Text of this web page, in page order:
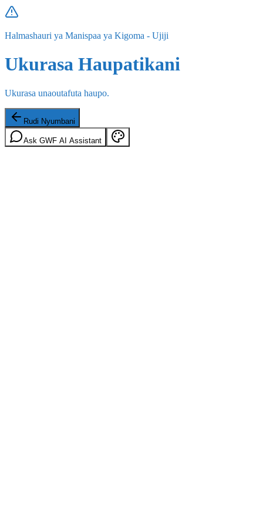
Halmashauri ya Manispaa ya Kigoma - Ujiji
Ukurasa Haupatikani
Ukurasa unaoutafuta haupo.
Rudi Nyumbani
Ask GWF AI Assistant